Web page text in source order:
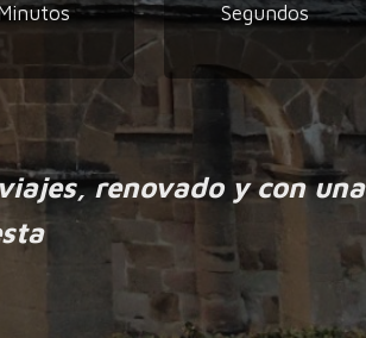
Segundos
renovado y con una